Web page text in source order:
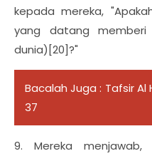
kepada mereka,
yang datang
dunia)[20]?"
Bacalah Juga : Tafsir
37
9. Mereka menjawab,